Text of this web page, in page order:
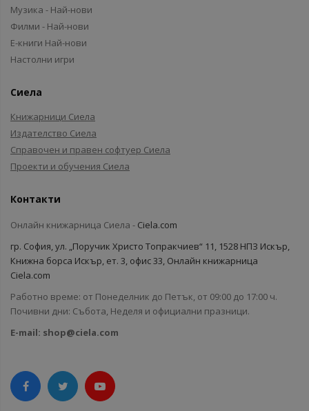
Музика - Най-нови
Филми - Най-нови
Е-книги Най-нови
Настолни игри
Сиела
Книжарници Сиела
Издателство Сиела
Справочен и правен софтуер Сиела
Проекти и обучения Сиела
Контакти
Онлайн книжарница Сиела - Ciela.com
гр. София, ул. „Поручик Христо Топракчиев“ 11, 1528 НПЗ Искър,
Книжна борса Искър, ет. 3, офис 33, Онлайн книжарница
Ciela.com
Работно време: от Понеделник до Петък, от 09:00 до 17:00 ч.
Почивни дни: Събота, Неделя и официални празници.
E-mail: shop@ciela.com